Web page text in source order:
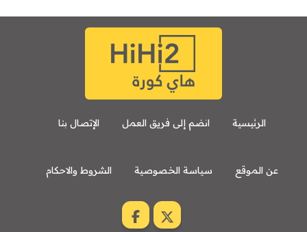
الرئيسية انضم إلى فريق العمل الإتصال بنا
عن الموقع سياسة الخصوصية الشروط والاحكام